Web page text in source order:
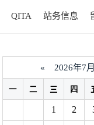
QITA 站务信息
« 2026年7月
一 二 三 四
1 2